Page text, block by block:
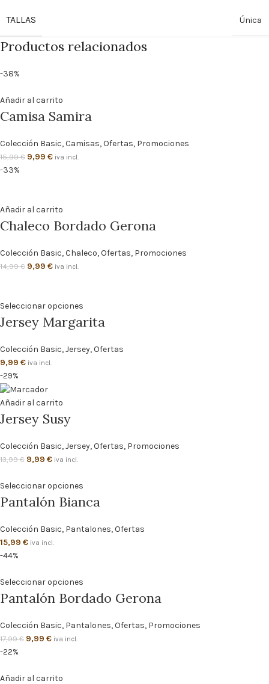
TALLAS Única
Productos relacionados
-38%
Añadir al carrito
Camisa Samira
Colección Basic,Camisas,Ofertas, Promociones
15,99€ 9,99 € iva incl.
-33%
Añadir al carrito
Chaleco Bordado Gerona
Colección Basic,Chaleco,Ofertas, Promociones
14,99€ 9,99 € iva incl.
Seleccionar opciones
Jersey Margarita
Colección Basic,Jersey,Ofertas
9,99 € iva incl.
-29%
Añadir al carrito
Jersey Susy
Colección Basic,Jersey,Ofertas, Promociones
13,99€ 9,99 € iva incl.
Seleccionar opciones
Pantalón Bianca
Colección Basic, Pantalones,Ofertas
15,99 € iva incl.
-44%
Seleccionar opciones
Pantalón Bordado Gerona
Colección Basic, Pantalones,Ofertas, Promociones
17,99€ 9,99 € iva incl.
-22%
Añadir al carrito